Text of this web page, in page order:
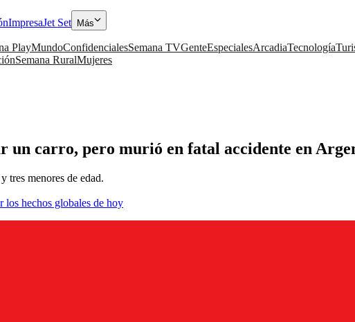
ImpresaJet Set Más
PlayMundoConfidencialesSemana TVGenteEspecialesArcadiaTecnología
Semana RuralMujeres
un carro, pero murió en fatal accidente en
tres menores de edad.
los hechos globales de hoy